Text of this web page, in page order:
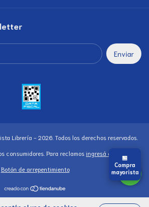
Librería - 2026. Todos los derechos reservados.
consumidores. Para reclamos ingresá acá.
Botón de arrepentimiento
🏪
Compra
mayorista